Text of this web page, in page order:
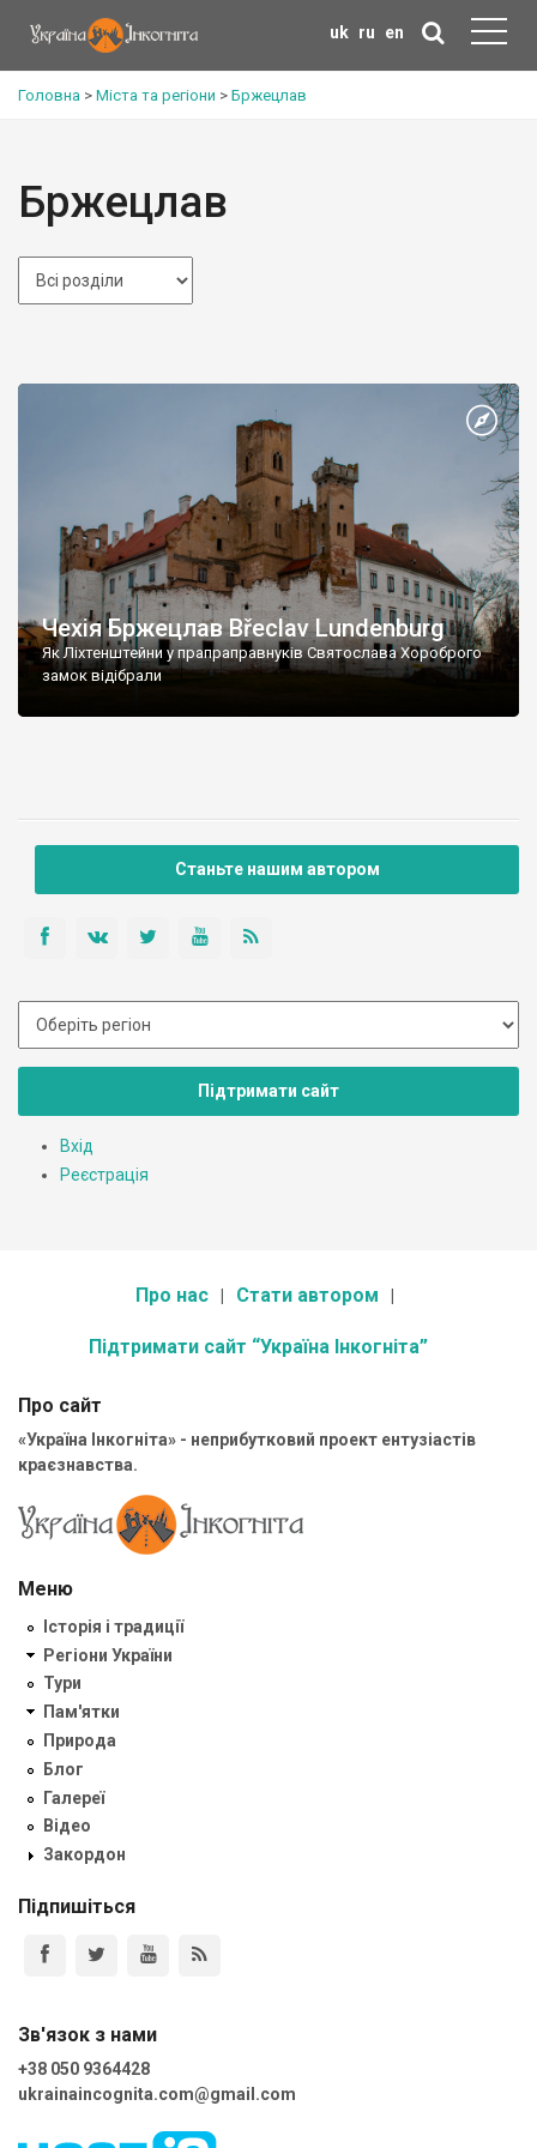
uk ru en
Головна > Міста та регіони > Бржецлав
Бржецлав
Чехія Бржецлав Břeclav Lundenburg
Як Ліхтенштейни у прапраправнуків Святослава Хороброго
замок відібрали
Станьте нашим автором
Підтримати сайт
Вхід
Реєстрація
Про нас Стати автором
Підтримати сайт “Україна Інкогніта”
Про сайт
«Україна Інкогніта» - неприбутковий проект ентузіастів
краєзнавства.
Меню
Історія і традиції
Регіони України
Тури
Пам'ятки
Природа
Блог
Галереї
Відео
Закордон
Підпишіться
Зв'язок з нами
+38 050 9364428
ukrainaincognita.com@gmail.com